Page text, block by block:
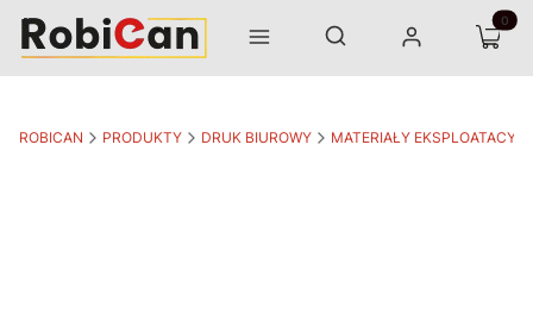
Menu Otwórz wyszukiwarkę
Szukaj Zaloguj się Koszyk
ROBICAN PRODUKTY DRUK BIUROWY MATERIAŁY